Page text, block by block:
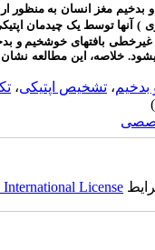
بدخیم مغز انسان به منظور
) آنها توسط یک چیدمان
غیرخطی بافت­های خوش­­­خیم و
خلاصه، این مطالعه
، تشخیص اپتیکی،
License